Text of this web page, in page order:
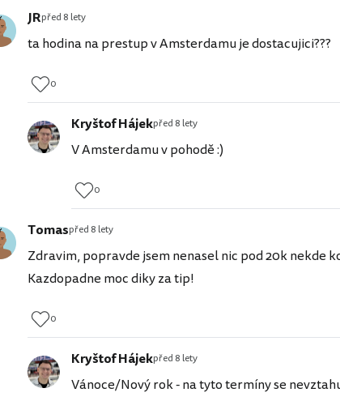
JRpřed 8 lety
ta hodina na prestup v Amsterdamu je dostacujici???
0
Kryštof Hájekpřed 8 lety
V Amsterdamu v pohodě :)
0
Tomaspřed 8 lety
Zdravim, popravde jsem nenasel nic pod 20k nekde
Kazdopadne moc diky za tip!
0
Kryštof Hájekpřed 8 lety
Vánoce/Nový rok - na tyto termíny se